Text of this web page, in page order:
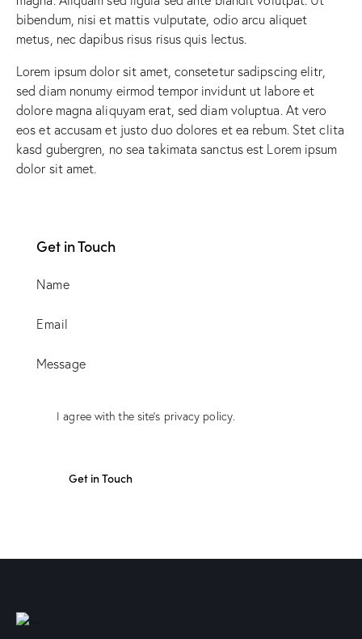
bibendum, nisi et mattis vulputate, odio arcu aliquet
metus, nec dapibus risus risus quis lectus.
Lorem ipsum dolor sit amet, consetetur sadipscing elitr,
sed diam nonumy eirmod tempor invidunt ut labore et
dolore magna aliquyam erat, sed diam voluptua. At vero
eos et accusam et justo duo dolores et ea rebum. Stet clita
kasd gubergren, no sea takimata sanctus est Lorem ipsum
dolor sit amet.
Get in Touch
I agree with the site’s privacy policy.